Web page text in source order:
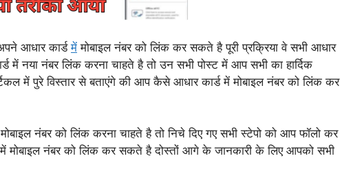
आधार कार्डमें मोबाइल नंबर को लिंक कर सकते है पूरी प्रक्रिया वे सभी आधार
में नया नंबर लिंक करना चाहते है तो उन सभी पोस्ट में आप सभी का हार्दिक
में पुरे विस्तार से बताएंगे की आप कैसे आधार कार्ड में मोबाइल नंबर को लिंक कर
नंबर को लिंक करना चाहते है तो निचे दिए गए सभी स्टेपो को आप फॉलो कर
नंबर को लिंक कर सकते है दोस्तों आगे के जानकारी के लिए आपको सभी